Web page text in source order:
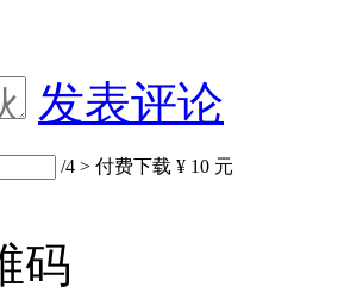
发表评论
/4 > 付费下载 ¥ 10 元
码